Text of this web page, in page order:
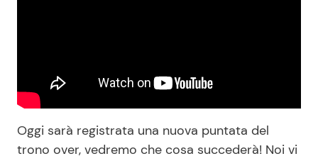
Oggi sarà registrata una nuova puntata del
trono over, vedremo che cosa succederà! Noi vi